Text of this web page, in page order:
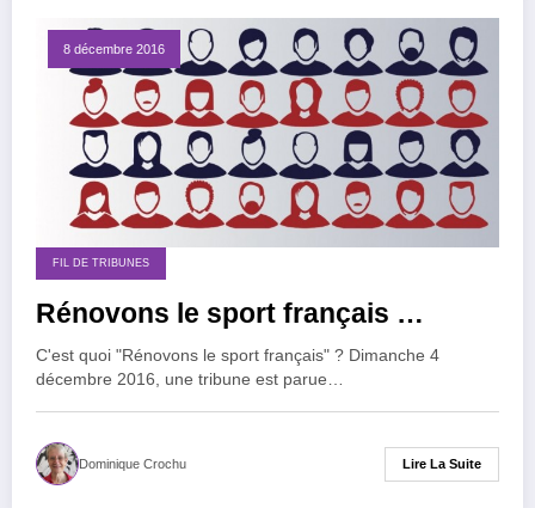
8 décembre 2016
FIL DE TRIBUNES
Rénovons le sport français …
C'est quoi "Rénovons le sport français" ? Dimanche 4
décembre 2016, une tribune est parue…
Dominique Crochu Lire La Suite